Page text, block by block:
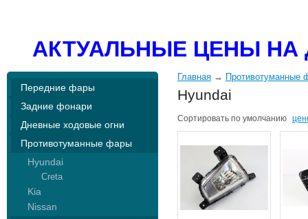
АКТУАЛЬНЫЕ ЦЕНЫ
Передние фары
Задние фонари
Дневные ходовые огни
Противотуманные фары
Hyundai
Creta
Kia
Nissan
Главная → Противотуманные
Hyundai
Сортировать по умолчанию